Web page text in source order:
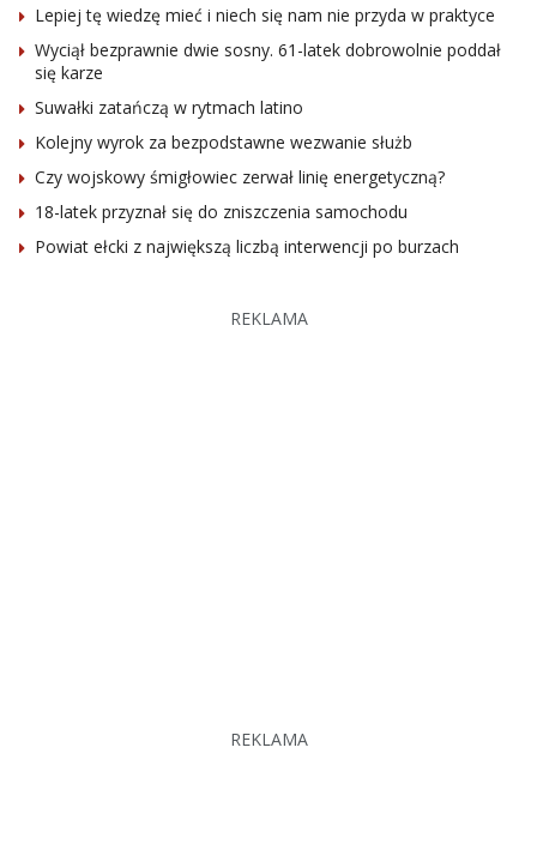
Lepiej tę wiedzę mieć i niech się nam nie przyda w praktyce
Wyciął bezprawnie dwie sosny. 61-latek dobrowolnie poddał
się karze
Suwałki zatańczą w rytmach latino
Kolejny wyrok za bezpodstawne wezwanie służb
Czy wojskowy śmigłowiec zerwał linię energetyczną?
18-latek przyznał się do zniszczenia samochodu
Powiat ełcki z największą liczbą interwencji po burzach
REKLAMA
REKLAMA